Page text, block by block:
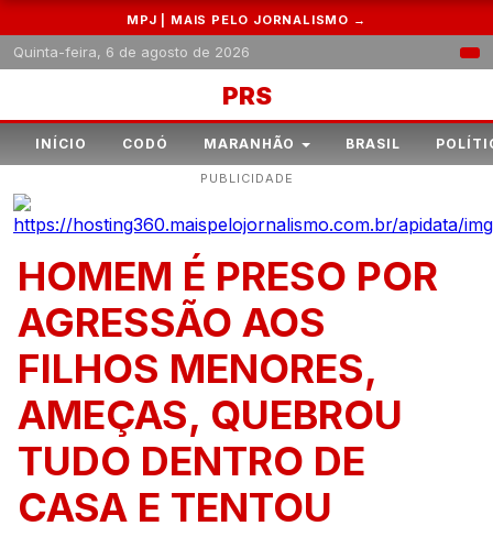
MPJ | MAIS PELO JORNALISMO →
Quinta-feira, 6 de agosto de 2026
PRS
INÍCIO CODÓ MARANHÃO BRASIL
PUBLICIDADE
HOMEM É PRESO POR
AGRESSÃO AOS
FILHOS MENORES,
AMEÇAS, QUEBROU
TUDO DENTRO DE
CASA E TENTOU